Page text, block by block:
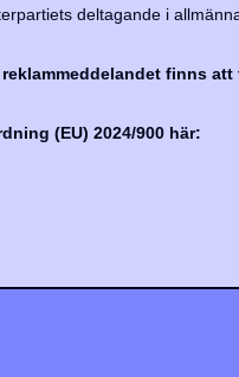
deltagande i
finns att
(EU) 2024/900 här: